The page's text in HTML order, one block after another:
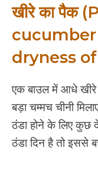
खीरे का पैक
dryness
एक बाउल में आधे
बड़ा चम्मच चीनी
ठंडा होने के लिए कुछ
ठंडा दिन है तो इससे